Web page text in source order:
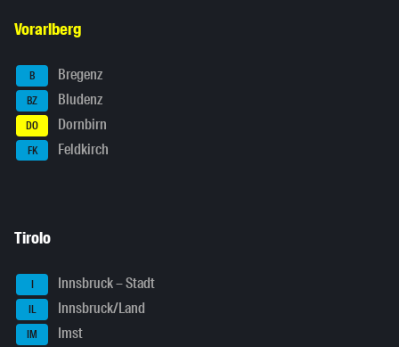
Vorarlberg
B Bregenz
BZ Bludenz
DO Dornbirn
FK Feldkirch
Tirolo
I Innsbruck – Stadt
IL Innsbruck/Land
IM Imst